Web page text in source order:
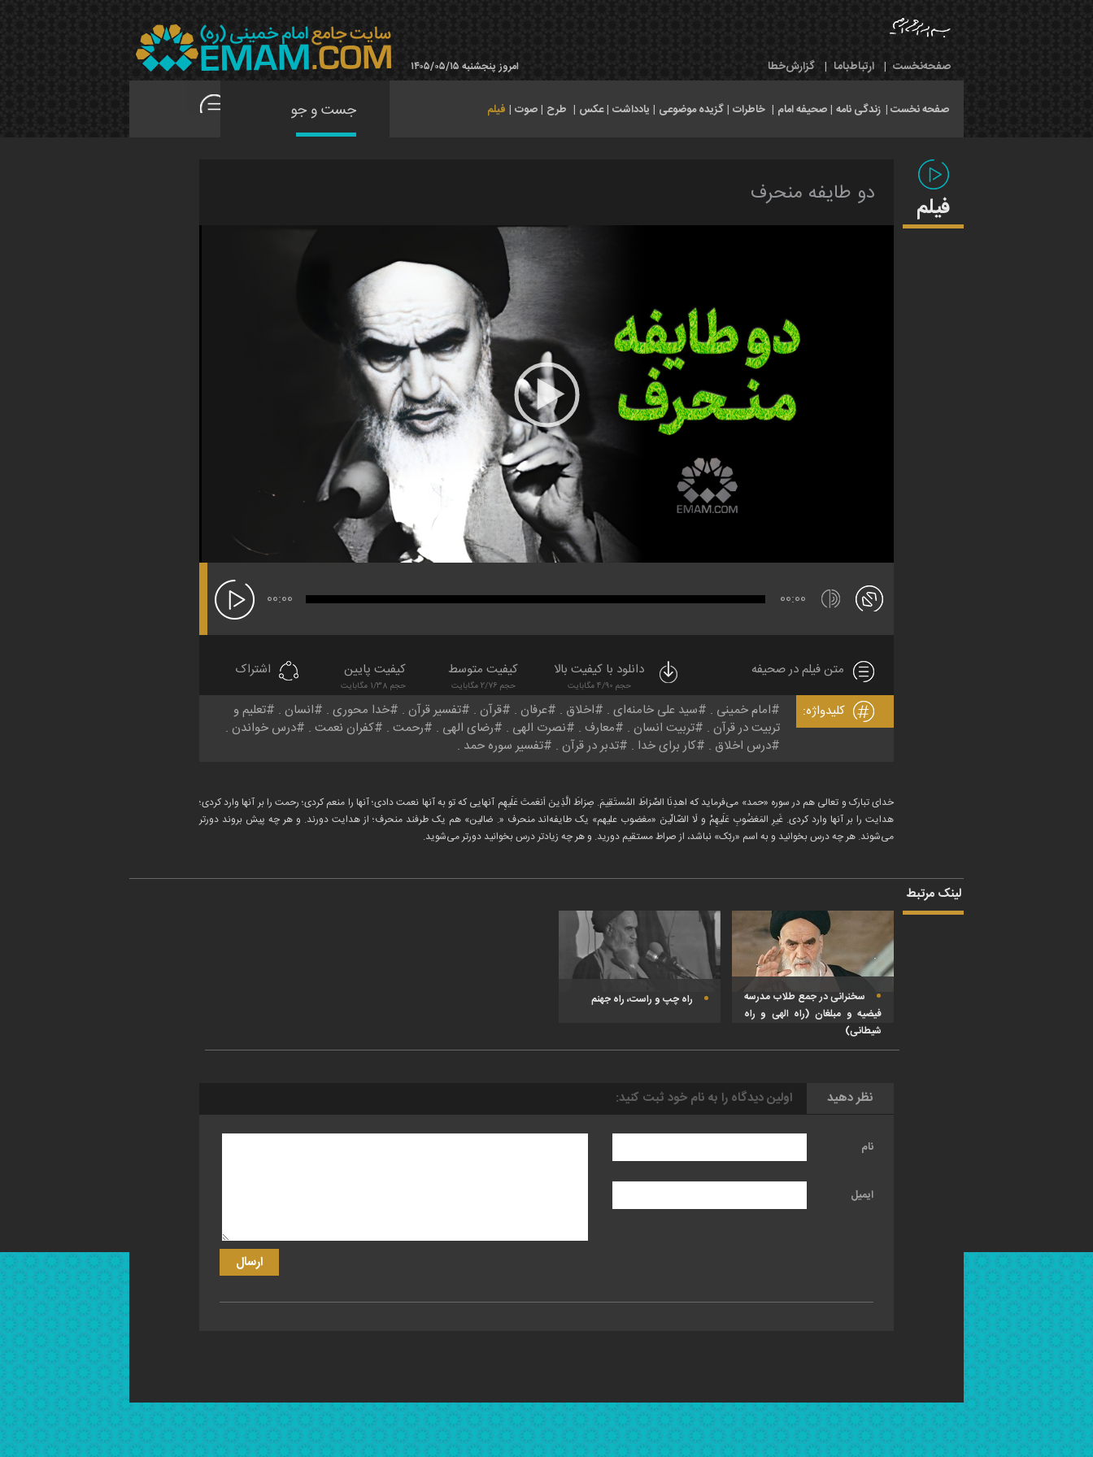
صفحه‌نخست | ارتباط‌با‌ما | گزارش‌خطا امروز پنجشنبه ۱۴۰۵/۰۵/۱۵
صفحه نخست | زندگی نامه |صحیفه امام | خاطرات |گزیده موضوعی | یادداشت |عکس | طرح |صوت | فیلم
فیلم دو طایفه منحرف
00:00 00:00
متن فیلم در صحیفه دانلود با کیفیت بالا
حجم 4/90 مگابایت
کیفیت متوسط
حجم 2/76 مگابایت
کیفیت پایین
حجم 1/38 مگابایت
اشتراک
کلیدواژه: امام خمینی سید علی خامنه‌ای اخلاق عرفان قرآن تفسیر قرآن خدا محوری انسان
تعلیم و
تربیت در قرآن
تربیت انسان معارف نصرت الهی رضای الهی رحمت کفران نعمت
درس خواندن
درس اخلاق
کار برای خدا تدبر در قرآن تفسیر سوره حمد
خدای تبارک و تعالی هم در سوره «حمد» می‌فرماید که اهدِنَا الصِّرَاطَ المُستَقِیمَ. صِرَاطَ الَّذِینَ اَنعَمتَ عَلَیهِم آنهایی که تو به آنها نعمت دادی؛ آنها را منعم کردی؛ رحمت را بر آنها وارد کردی؛
هدایت را بر آنها وارد کردی. غَیرِ المَغضُوبِ عَلَیهِمْ و لَا الضّالّینَ «مغضوب علیهم» یک طایفه‌اند منحرف «. ضالین» هم یک طرفند منحرف؛ از هدایت دورند. و هر چه پیش بروند دورتر
می‌شوند. هر چه درس بخوانید و به اسم «ربّک» نباشد، از صراط مستقیم دورید. و هر چه زیادتر درس بخوانید دورتر می‌شوید.
لینک مرتبط
سخنرانی در جمع طلاب مدرسه
فیضیه و مبلغان (راه الهی و راه
شیطانی)
راه چپ و راست، راه جهنم‌
نظر دهید اولین دیدگاه را به نام خود ثبت کنید:
نام
ایمیل